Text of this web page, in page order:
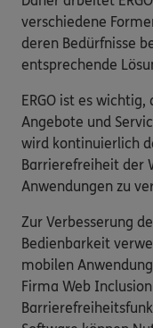
verschiedene
deren Bedürfnisse
entsprechende
ERGO ist es
Angebote und
wird kontinuierlich
Barrierefreiheit der
Anwendungen zu
Zur Verbesserung
Bedienbarkeit
mobilen
Firma Web